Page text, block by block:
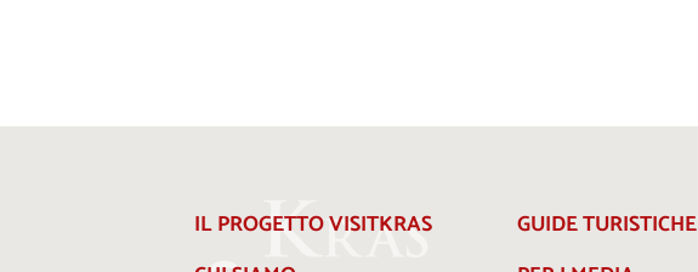
IL PROGETTO VISITKRAS
GUIDE TURISTICHE